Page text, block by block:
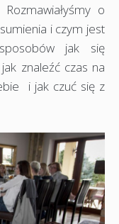
o
i czym jest
jak się
znaleźć czas na
i jak czuć się z